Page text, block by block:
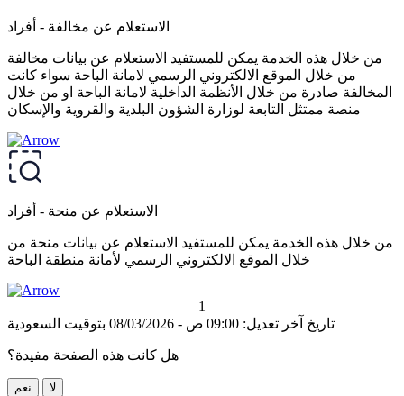
الاستعلام عن مخالفة - أفراد
من خلال هذه الخدمة يمكن للمستفيد الاستعلام عن بيانات مخالفة
من خلال الموقع الالكتروني الرسمي لامانة الباحة سواء كانت
المخالفة صادرة من خلال الأنظمة الداخلية لامانة الباحة او من خلال
منصة ممتثل التابعة لوزارة الشؤون البلدية والقروية والإسكان
الاستعلام عن منحة - أفراد
من خلال هذه الخدمة يمكن للمستفيد الاستعلام عن بيانات منحة من
خلال الموقع الالكتروني الرسمي لأمانة منطقة الباحة
1
تاريخ آخر تعديل: 09:00 ص - 08/03/2026 بتوقيت السعودية
هل كانت هذه الصفحة مفيدة؟
نعم لا